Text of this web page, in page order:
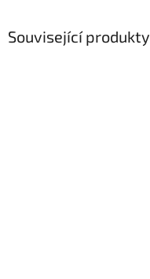
Související produkty